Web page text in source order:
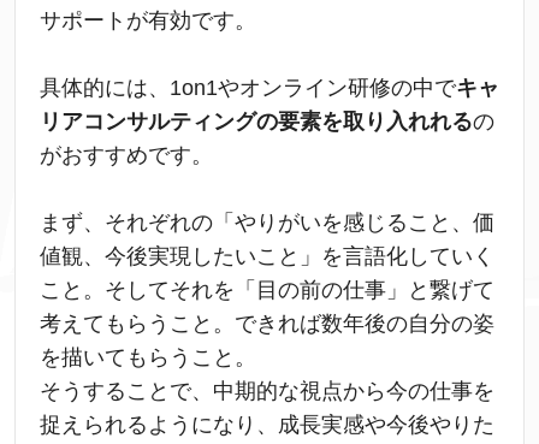
サポートが有効です。
具体的には、1on1やオンライン研修の中でキャ
リアコンサルティングの要素を取り入れれるの
がおすすめです。
まず、それぞれの「やりがいを感じること、価
値観、今後実現したいこと」を言語化していく
こと。そしてそれを「目の前の仕事」と繋げて
考えてもらうこと。できれば数年後の自分の姿
を描いてもらうこと。
そうすることで、中期的な視点から今の仕事を
捉えられるようになり、成長実感や今後やりた